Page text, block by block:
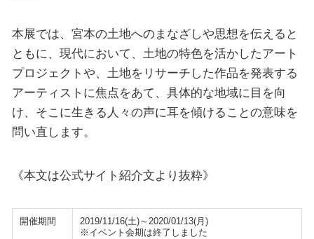
本展では、宮本の土地へのまなざしや思想を伝えると
ともに、現代において、土地の特色を活かしたアート
プロジェクトや、土地をリサーチした作品を発表する
アーティストに焦点をあて、具体的な地域に目を向
け、そこに生きる人々の声に耳を傾けることの意味を
問い直します。
《本文は公式サイト紹介文より抜粋》
開催期間
2019/11/16(土)～2020/01/13(月)
※イベント会期は終了しました